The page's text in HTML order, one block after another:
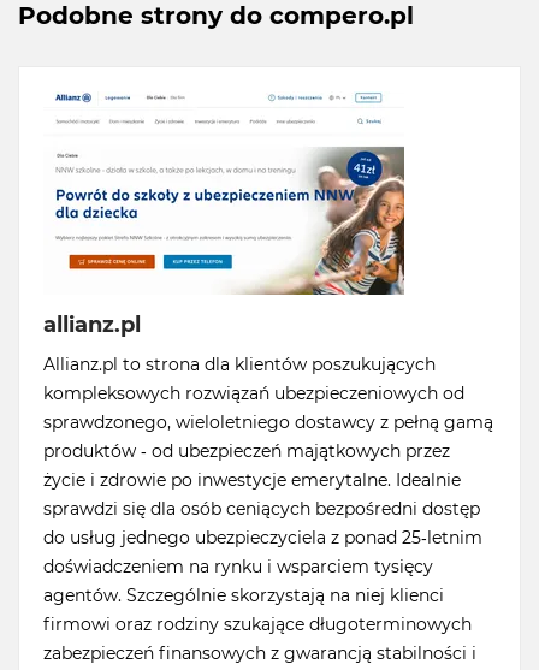
Podobne strony do compero.pl
allianz.pl
Allianz.pl to strona dla klientów poszukujących
kompleksowych rozwiązań ubezpieczeniowych od
sprawdzonego, wieloletniego dostawcy z pełną gamą
produktów - od ubezpieczeń majątkowych przez
życie i zdrowie po inwestycje emerytalne. Idealnie
sprawdzi się dla osób ceniących bezpośredni dostęp
do usług jednego ubezpieczyciela z ponad 25-letnim
doświadczeniem na rynku i wsparciem tysięcy
agentów. Szczególnie skorzystają na niej klienci
firmowi oraz rodziny szukające długoterminowych
zabezpieczeń finansowych z gwarancją stabilności i